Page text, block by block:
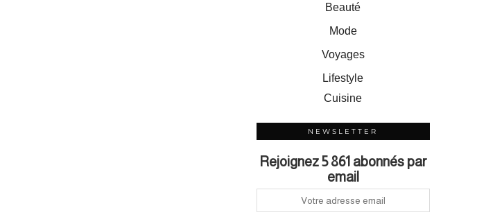
Beauté
Mode
Voyages
Lifestyle
Cuisine
NEWSLETTER
Rejoignez 5 861 abonnés par
email